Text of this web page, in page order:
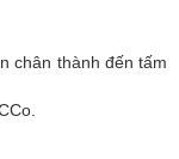
chân thành đến tấm